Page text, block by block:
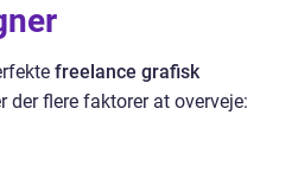
freelance grafisk
der flere faktorer at overveje: